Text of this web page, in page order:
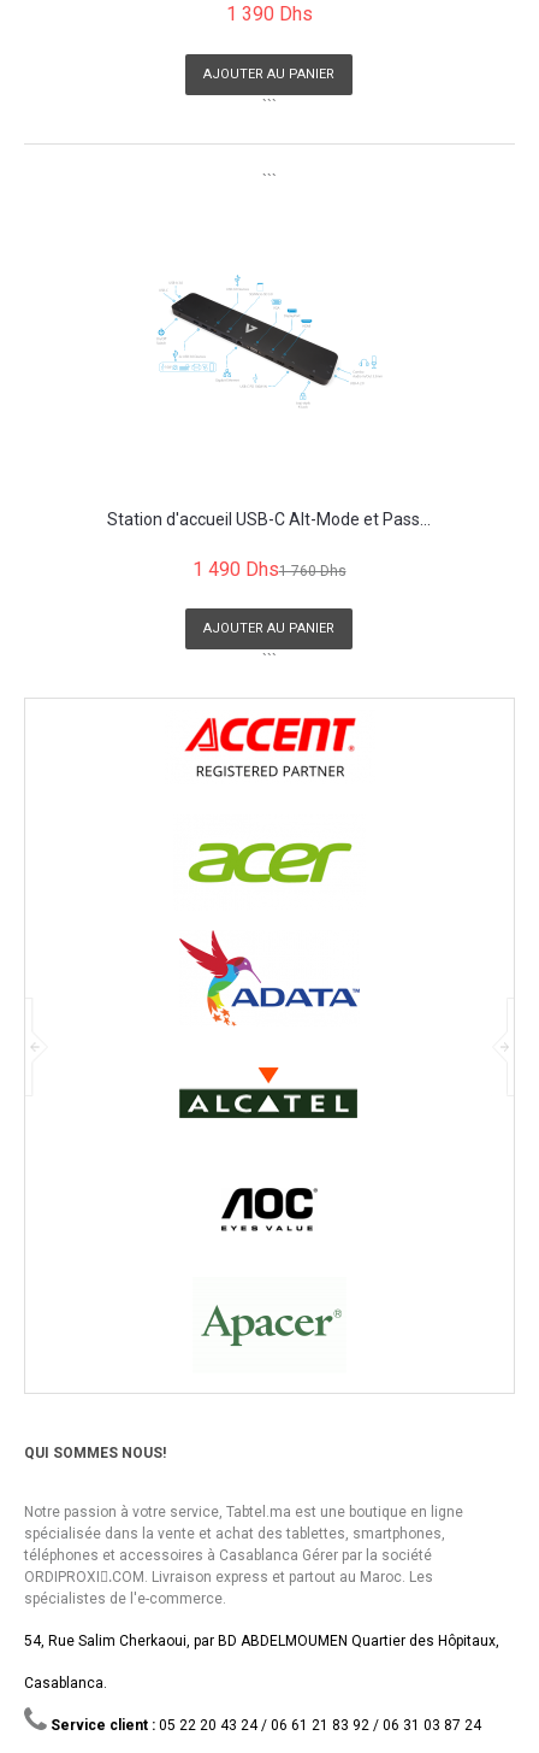
1 390 Dhs
AJOUTER AU PANIER
```
```
Station d'accueil USB-C Alt-Mode et Pass...
1 490 Dhs1 760 Dhs
AJOUTER AU PANIER
```
QUI SOMMES NOUS!
Notre passion à votre service, Tabtel.ma est une boutique en ligne
spécialisée dans la vente et achat des tablettes, smartphones,
téléphones et accessoires à Casablanca Gérer par la société
ORDIPROXI.ِCOM. Livraison express et partout au Maroc. Les
spécialistes de l'e-commerce.
54, Rue Salim Cherkaoui, par BD ABDELMOUMEN Quartier des Hôpitaux,
Casablanca.
Service client : 05 22 20 43 24 / 06 61 21 83 92 / 06 31 03 87 24